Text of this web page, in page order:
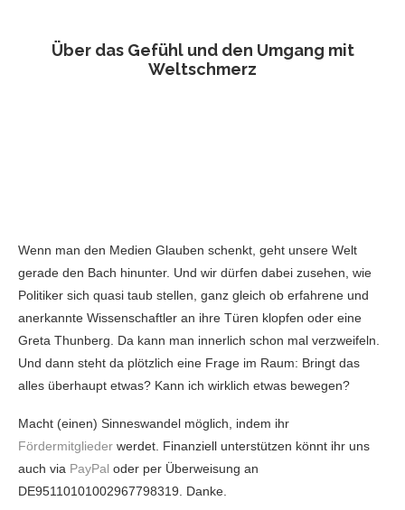
Über das Gefühl und den Umgang mit
Weltschmerz
Wenn man den Medien Glauben schenkt, geht unsere Welt
gerade den Bach hinunter. Und wir dürfen dabei zusehen, wie
Politiker sich quasi taub stellen, ganz gleich ob erfahrene und
anerkannte Wissenschaftler an ihre Türen klopfen oder eine
Greta Thunberg. Da kann man innerlich schon mal verzweifeln.
Und dann steht da plötzlich eine Frage im Raum: Bringt das
alles überhaupt etwas? Kann ich wirklich etwas bewegen?
Macht (einen) Sinneswandel möglich, indem ihr
Fördermitglieder werdet. Finanziell unterstützen könnt ihr uns
auch via PayPal oder per Überweisung an
DE95110101002967798319. Danke.